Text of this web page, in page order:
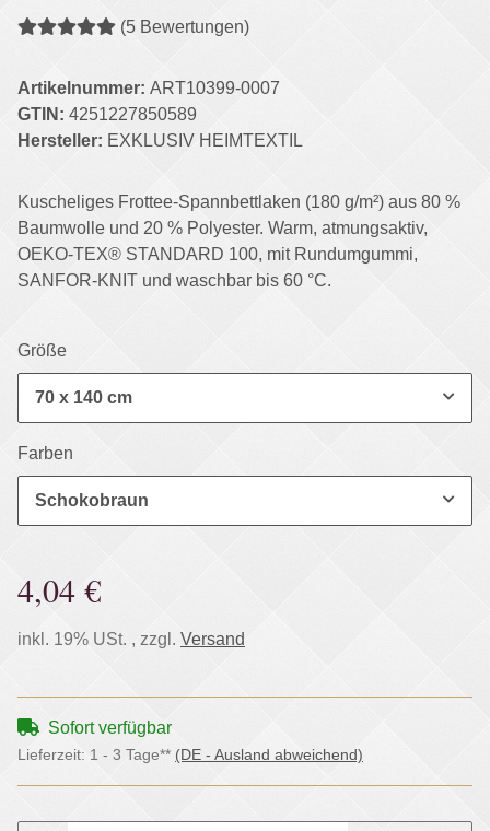
(5 Bewertungen)
Artikelnummer: ART10399-0007
GTIN: 4251227850589
Hersteller: EXKLUSIV HEIMTEXTIL
Kuscheliges Frottee-Spannbettlaken (180 g/m²) aus 80 %
Baumwolle und 20 % Polyester. Warm, atmungsaktiv,
OEKO-TEX® STANDARD 100, mit Rundumgummi,
SANFOR-KNIT und waschbar bis 60 °C.
Größe
70 x 140 cm
Farben
Schokobraun
4,04 €
inkl. 19% USt. , zzgl. Versand
Sofort verfügbar
Lieferzeit: 1 - 3 Tage** (DE - Ausland abweichend)